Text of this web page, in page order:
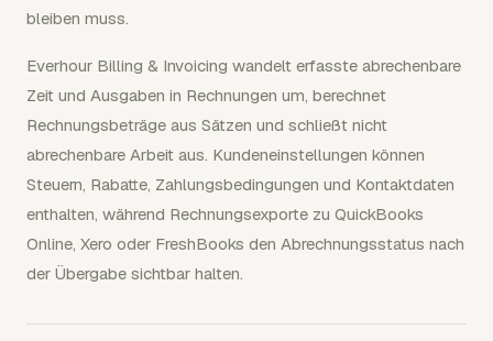
bleiben muss.
Everhour Billing & Invoicing wandelt erfasste abrechenbare
Zeit und Ausgaben in Rechnungen um, berechnet
Rechnungsbeträge aus Sätzen und schließt nicht
abrechenbare Arbeit aus. Kundeneinstellungen können
Steuern, Rabatte, Zahlungsbedingungen und Kontaktdaten
enthalten, während Rechnungsexporte zu QuickBooks
Online, Xero oder FreshBooks den Abrechnungsstatus nach
der Übergabe sichtbar halten.